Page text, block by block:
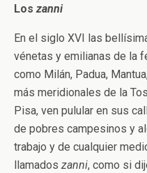
Loszanni
En el siglo XVI las
vénetas y emilianas de la
como Milán, Padua,
más meridionales de la
Pisa, ven pulular en sus
de pobres campesinos y
trabajo y de cualquier
llamados zanni, como si